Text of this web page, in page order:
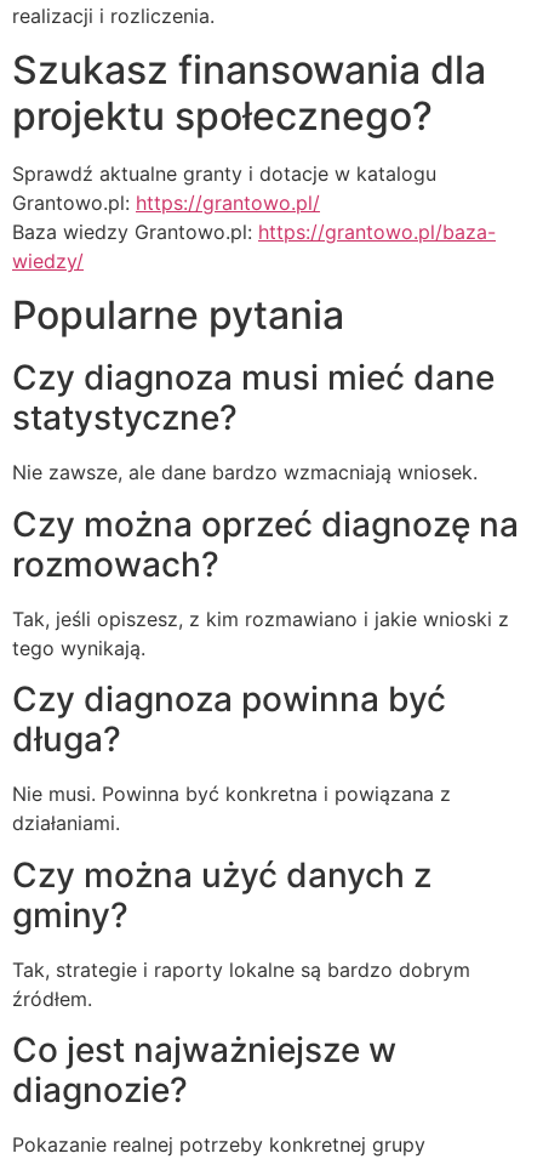
realizacji i rozliczenia.
Szukasz finansowania dla
projektu społecznego?
Sprawdź aktualne granty i dotacje w katalogu
Grantowo.pl: https://grantowo.pl/
Baza wiedzy Grantowo.pl: https://grantowo.pl/baza-
wiedzy/
Popularne pytania
Czy diagnoza musi mieć dane
statystyczne?
Nie zawsze, ale dane bardzo wzmacniają wniosek.
Czy można oprzeć diagnozę na
rozmowach?
Tak, jeśli opiszesz, z kim rozmawiano i jakie wnioski z
tego wynikają.
Czy diagnoza powinna być
długa?
Nie musi. Powinna być konkretna i powiązana z
działaniami.
Czy można użyć danych z
gminy?
Tak, strategie i raporty lokalne są bardzo dobrym
źródłem.
Co jest najważniejsze w
diagnozie?
Pokazanie realnej potrzeby konkretnej grupy